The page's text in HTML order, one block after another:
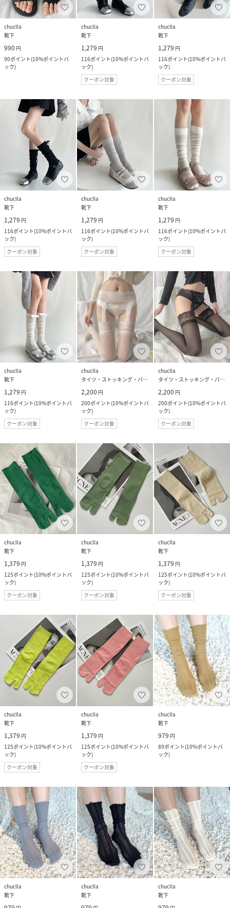
chuclla
靴下
990 円
90ポイント(10%ポイントバ
ック)
chuclla
靴下
1,279 円
116ポイント(10%ポイントバ
ック)
クーポン対象
chuclla
靴下
1,279 円
116ポイント(10%ポイントバ
ック)
クーポン対象
chuclla
靴下
1,279 円
116ポイント(10%ポイントバ
ック)
クーポン対象
chuclla
靴下
1,279 円
116ポイント(10%ポイントバ
ック)
クーポン対象
chuclla
靴下
1,279 円
116ポイント(10%ポイントバ
ック)
クーポン対象
chuclla
靴下
1,279 円
116ポイント(10%ポイントバ
ック)
クーポン対象
chuclla
タイツ・ストッキング・パンスト
2,200 円
200ポイント(10%ポイントバ
ック)
クーポン対象
chuclla
タイツ・ストッキング・パンスト
2,200 円
200ポイント(10%ポイントバ
ック)
クーポン対象
chuclla
靴下
1,379 円
125ポイント(10%ポイントバ
ック)
クーポン対象
chuclla
靴下
1,379 円
125ポイント(10%ポイントバ
ック)
クーポン対象
chuclla
靴下
1,379 円
125ポイント(10%ポイントバ
ック)
クーポン対象
chuclla
靴下
1,379 円
125ポイント(10%ポイントバ
ック)
クーポン対象
chuclla
靴下
1,379 円
125ポイント(10%ポイントバ
ック)
クーポン対象
chuclla
靴下
979 円
89ポイント(10%ポイントバ
ック)
chuclla
靴下
chuclla
靴下
chuclla
靴下